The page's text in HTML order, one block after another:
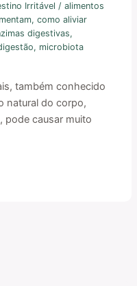
Irritável /alimentos
,como aliviar
digestivas,
, microbiota
também conhecido
natural do corpo,
pode causar muito